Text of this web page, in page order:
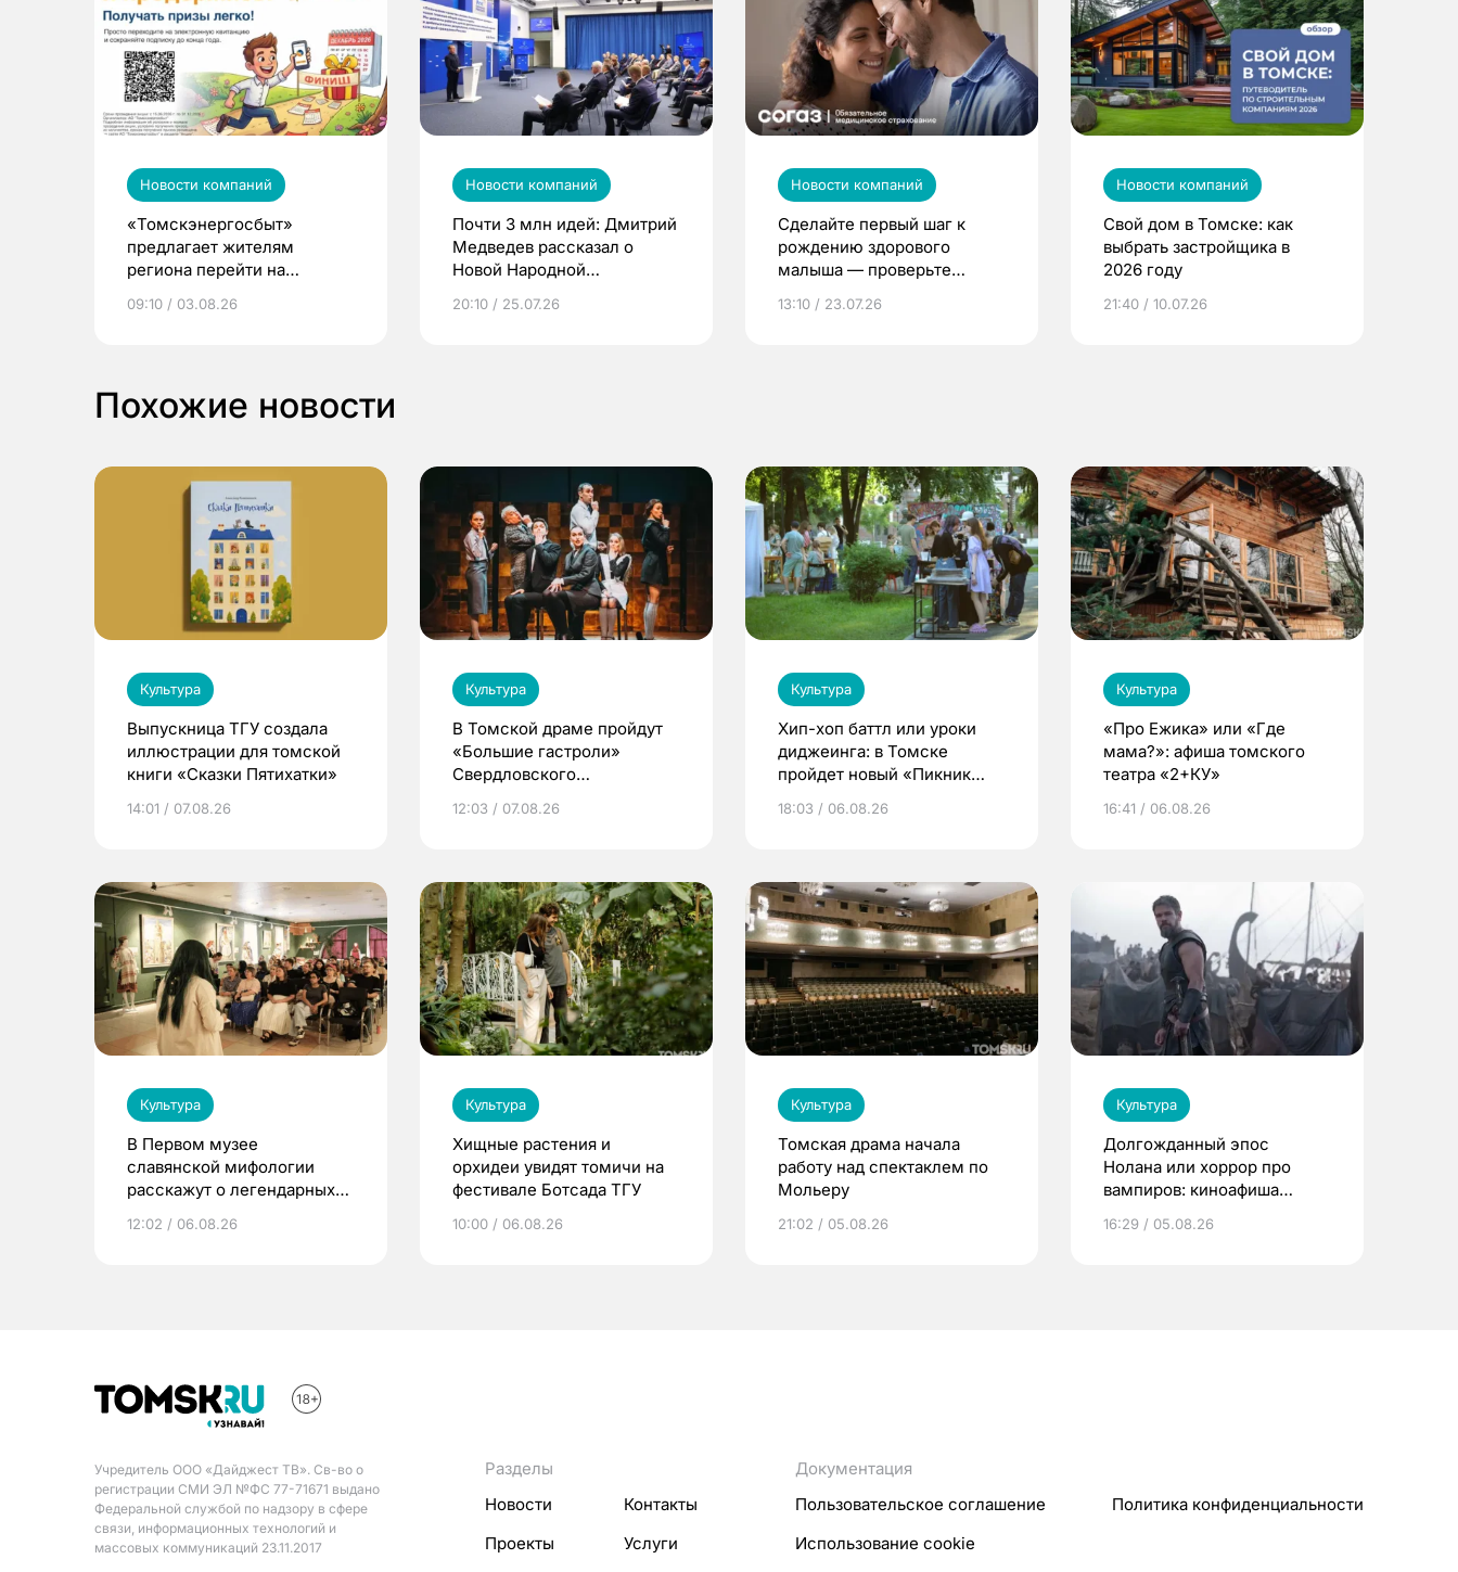
Новости компаний
«Томскэнергосбыт»
предлагает жителям
региона перейти на
выиграть призы
09:10 / 03.08.26
Новости компаний
Почти 3 млн идей: Дмитрий
Медведев рассказал о
Новой Народной
20:10 / 25.07.26
Новости компаний
Сделайте первый шаг к
рождению здорового
малыша — проверьте
по ОМС!
13:10 / 23.07.26
Новости компаний
Свой дом в Томске: как
выбрать застройщика в
2026 году
21:40 / 10.07.26
Похожие новости
Культура
Выпускница ТГУ создала
иллюстрации для томской
книги «Сказки Пятихатки»
14:01 / 07.08.26
Культура
В Томской драме пройдут
«Большие гастроли»
Свердловского
драмы
12:03 / 07.08.26
Культура
Хип-хоп баттл или уроки
диджеинга: в Томске
пройдет новый «Пикник
18:03 / 06.08.26
Культура
«Про Ежика» или «Где
мама?»: афиша томского
театра «2+КУ»
16:41 / 06.08.26
Культура
В Первом музее
славянской мифологии
расскажут о легендарных
12:02 / 06.08.26
Культура
Хищные растения и
орхидеи увидят томичи на
фестивале Ботсада ТГУ
10:00 / 06.08.26
Культура
Томская драма начала
работу над спектаклем по
Мольеру
21:02 / 05.08.26
Культура
Долгожданный эпос
Нолана или хоррор про
вампиров: киноафиша
16:29 / 05.08.26
Учредитель ООО «Дайджест ТВ». Св-во о
регистрации СМИ ЭЛ №ФС 77-71671 выдано
Федеральной службой по надзору в сфере
связи, информационных технологий и
массовых коммуникаций 23.11.2017
Разделы
Новости
Контакты
Проекты
Услуги
Документация
Пользовательское соглашение
Политика конфиденциальности
Использование cookie